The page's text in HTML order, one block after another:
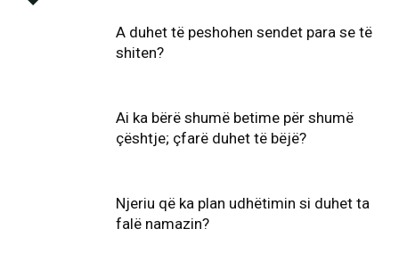
A duhet të peshohen sendet para se të
shiten?
Ai ka bërë shumë betime për shumë
çështje; çfarë duhet të bëjë?
Njeriu që ka plan udhëtimin si duhet ta
falë namazin?